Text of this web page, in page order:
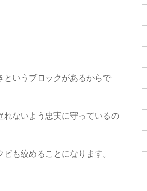
というブロックがあるからで
れないよう忠実に守っているの
も絞めることになります。